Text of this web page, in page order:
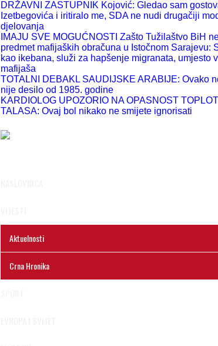
DRŽAVNI ZASTUPNIK Kojović: Gledao sam
Izetbegovića i iritiralo me, SDA ne nudi drugačiji
djelovanja
IMAJU SVE MOGUĆNOSTI Zašto Tužilaštvo BiH
predmet mafijaških obračuna u Istočnom Sarajevu:
kao ikebana, služi za hapšenje migranata, umjesto
mafijaša
TOTALNI DEBAKL SAUDIJSKE ARABIJE: Ovako
nije desilo od 1985. godine
KARDIOLOG UPOZORIO NA OPASNOST
TALASA: Ovaj bol nikako ne smijete ignorisati
Aktuelnosti
Crna Hronika